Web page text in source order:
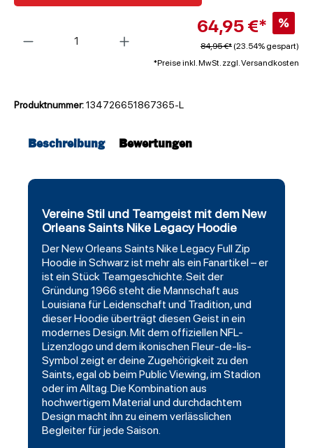
64,95 €* %
84,95 €* (23.54% gespart)
*Preise inkl. MwSt. zzgl. Versandkosten
Produktnummer:134726651867365-L
Beschreibung Bewertungen
Vereine Stil und Teamgeist mit dem New
Orleans Saints Nike Legacy Hoodie
DerNew Orleans Saints Nike Legacy Full Zip
Hoodie in Schwarz ist mehr als ein Fanartikel – er
ist ein Stück Teamgeschichte. Seit der
Gründung 1966 steht die Mannschaft aus
Louisiana für Leidenschaft und Tradition, und
dieser Hoodie überträgt diesen Geist in ein
modernes Design. Mit dem offiziellen NFL-
Lizenzlogo und dem ikonischen Fleur-de-lis-
Symbol zeigt er deine Zugehörigkeit zu den
Saints, egal ob beim Public Viewing, im Stadion
oder im Alltag. Die Kombination aus
hochwertigem Material und durchdachtem
Design macht ihn zu einem verlässlichen
Begleiter für jede Saison.